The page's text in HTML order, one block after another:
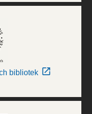
bibliotek